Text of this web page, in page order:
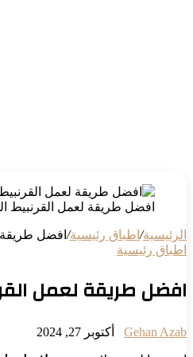
افضل طريقة لعمل القرنبيط
الرئيسية/ اطباق رئيسية/ افضل
اطباق رئيسية
افضل طريقة لعمل
Gehan Azab أكتوبر 27, 2024